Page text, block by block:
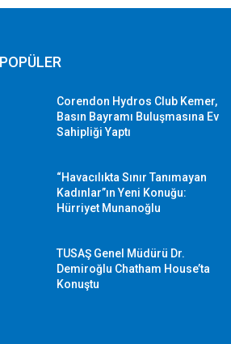
Corendon Hydros Club Kemer,
Basın Bayramı Buluşmasına Ev
Sahipliği Yaptı
“Havacılıkta Sınır Tanımayan
Kadınlar”ın Yeni Konuğu:
Hürriyet Munanoğlu
TUSAŞ Genel Müdürü Dr.
Demiroğlu Chatham House’ta
Konuştu